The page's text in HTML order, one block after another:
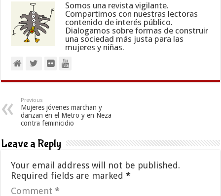
Somos una revista vigilante.
Compartimos con nuestras lectoras
contenido de interés público.
Dialogamos sobre formas de construir
una sociedad más justa para las
mujeres y niñas.
Previous
Mujeres jóvenes marchan y
danzan en el Metro y en Neza
contra feminicidio
Leave a Reply
Your email address will not be published.
Required fields are marked*
Comment*